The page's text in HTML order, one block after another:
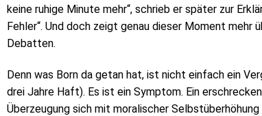
keine ruhige Minute mehr“, schrieb er später zur
Fehler“. Und doch zeigt genau dieser Moment
Debatten.
Denn was Born da getan hat, ist nicht einfach ein
drei Jahre Haft). Es ist ein Symptom. Ein
Überzeugung sich mit moralischer